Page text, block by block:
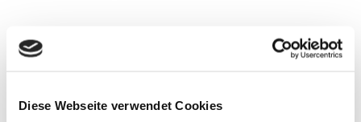
Diese Webseite verwendet Cookies
← neuerer Beitrag→